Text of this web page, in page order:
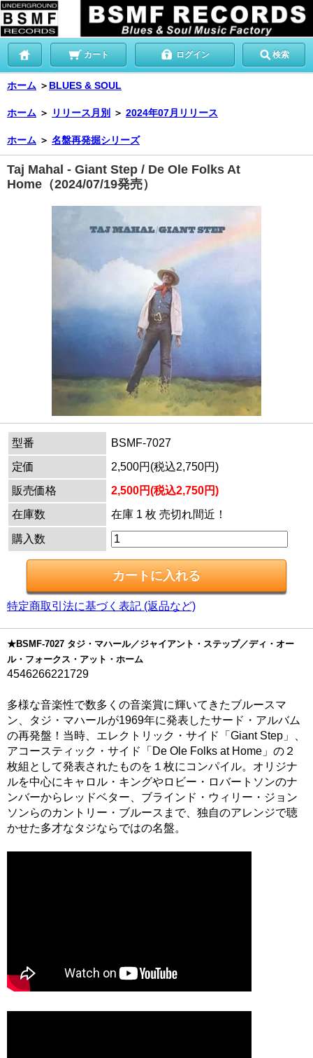
カート ログイン 検索
ホーム ＞ BLUES & SOUL
ホーム ＞ リリース月別 ＞ 2024年07月リリース
ホーム ＞ 名盤再発掘シリーズ
Taj Mahal - Giant Step / De Ole Folks At
Home（2024/07/19発売）
型番
BSMF-7027
定価
2,500円(税込2,750円)
販売価格
2,500円(税込2,750円)
在庫数
在庫 1 枚 売切れ間近！
購入数
特定商取引法に基づく表記 (返品など)
★BSMF-7027 タジ・マハール／ジャイアント・ステップ／ディ・オー
ル・フォークス・アット・ホーム
4546266221729
多様な音楽性で数多くの音楽賞に輝いてきたブルースマ
ン、タジ・マハールが1969年に発表したサード・アルバム
の再発盤！当時、エレクトリック・サイド「Giant Step」、
アコースティック・サイド「De Ole Folks at Home」の２
枚組として発表されたものを１枚にコンパイル。オリジナ
ルを中心にキャロル・キングやロビー・ロバートソンのナ
ンバーからレッドベター、ブラインド・ウィリー・ジョン
ソンらのカントリー・ブルースまで、独自のアレンジで聴
かせた多才なタジならではの名盤。